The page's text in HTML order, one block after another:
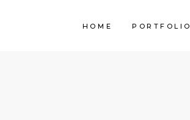
HOME PORTFOLIO